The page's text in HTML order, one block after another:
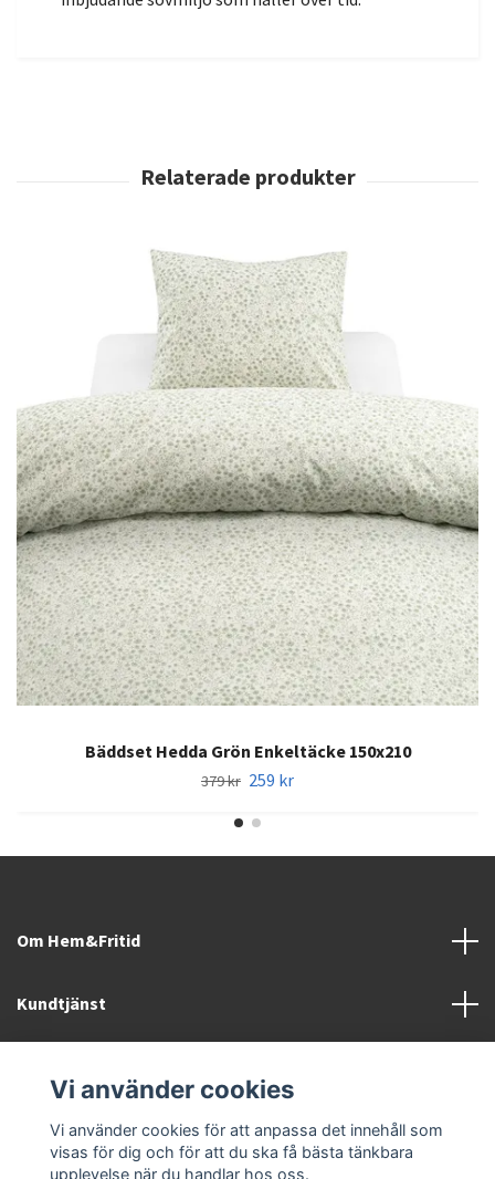
Bäddset Hedda Grön Enkeltäcke 150x210
379 kr 259 kr
Om Hem&Fritid
Kundtjänst
Sociala medier
Vi använder cookies
Vi använder cookies för att anpassa det innehåll som
visas för dig och för att du ska få bästa tänkbara
upplevelse när du handlar hos oss.